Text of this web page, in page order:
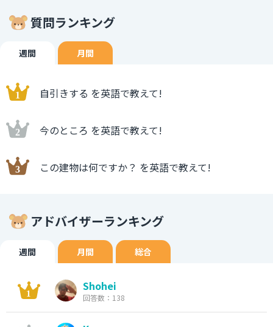
質問ランキング
週間 月間
自引きする を英語で教えて!
今のところ を英語で教えて!
この建物は何ですか？ を英語で教えて!
アドバイザーランキング
週間 月間 総合
Shohei
回答数：138